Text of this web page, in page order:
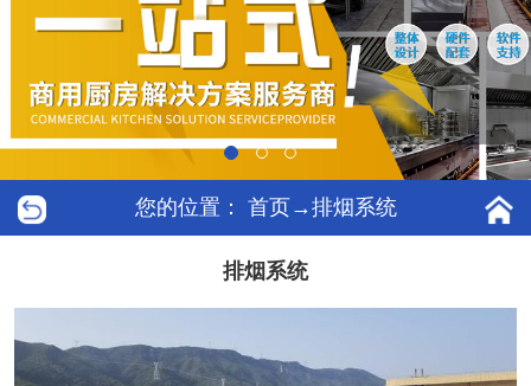
您的位置： 首页 →排烟系统
排烟系统